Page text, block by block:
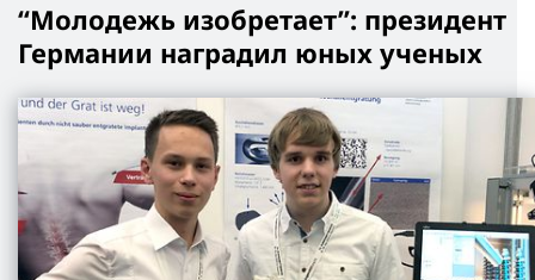
“Молодежь изобретает”: президент
Германии наградил юных ученых